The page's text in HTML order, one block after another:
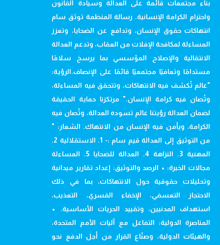
بناء مجتمعات قائمة على العدالة وسيادة القانون
واحترام الكرامة الإنسانية. رسالة المنظمة توثق سام
انتهاكات حقوق الإنسان، وتدافع عن الضحايا، وتعزز
المساءلة لمكافحة الإفلات من العقاب، وتدعم العدالة
الانتقالية والإصلاح المؤسسي بما يرسخ سلامًا
مستدامًا وتعافيًا مجتمعيًا قائمًا على الإنصاف.الرؤية:
"عالم تُكشف فيه الانتهاكات، وتتحقق فيه المساءلة،
وتُصان فيه كرامة الإنسان." مرتكزنا حماية الحقيقة
لضمان العدالة رؤيتنا عالم تسوده العدالة، وتُصان فيه
الكرامة، ويأمن فيه الإنسان من الانتهاك. الشعار: "
من التوثيق إلى العدالة قيم سام :- 1. الاستقلالية 2.
المهنية 3. النزاهة 4. العدالة للضحايا 5. المساءلة
مجالات الخبرة: • الرصد والتوثيق: إعداد تقارير ميدانية
وتحليلات حقوقية حول الانتهاكات، بما في ذلك
الاحتجاز التعسفي، الإخفاء القسري، التعذيب،
استهداف المدنيين، وتقييد الحريات الأساسية. •
المناصرة الدولية: التفاعل مع آليات الأمم المتحدة،
والهيئات الدولية، وصنّاع القرار من أجل الدفع نحو